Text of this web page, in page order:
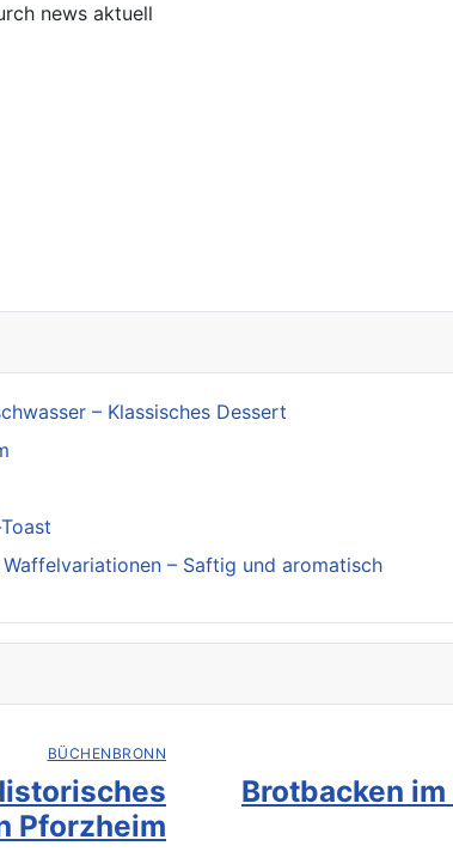
news aktuell
mutmaßlichem Sekundenschlaf auf der
– Klassisches Dessert
– Saftig und aromatisch
BÜCHENBRONN
Pforzheim
Brotbacken